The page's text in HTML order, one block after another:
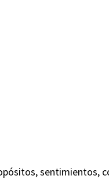
sentimientos,